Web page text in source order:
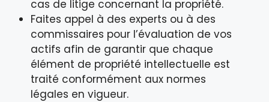
cas de litige concernant la propriété.
Faites appel à des experts ou à des
commissaires pour l’évaluation de vos
actifs afin de garantir que chaque
élément de propriété intellectuelle est
traité conformément aux normes
légales en vigueur.